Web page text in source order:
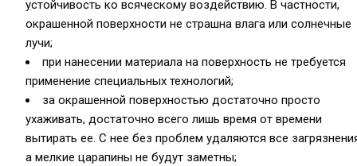
устойчивость ко всяческому воздействию. В частности,
окрашенной поверхности не страшна влага или солнечные
лучи;
при нанесении материала на поверхность не требуется
применение специальных технологий;
за окрашенной поверхностью достаточно просто
ухаживать, достаточно всего лишь время от времени
вытирать ее. С нее без проблем удаляются все
а мелкие царапины не будут заметны;